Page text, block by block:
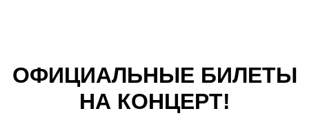
ОФИЦИАЛЬНЫЕ БИЛЕТЫ
НА КОНЦЕРТ!